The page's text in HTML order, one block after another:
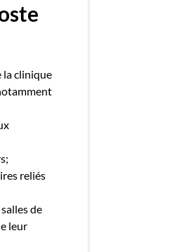
la clinique
reliés
de
leur